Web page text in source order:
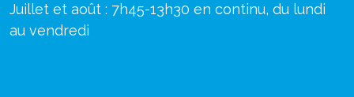
Juillet et août : 7h45-13h30 en continu, du lundi
au vendredi